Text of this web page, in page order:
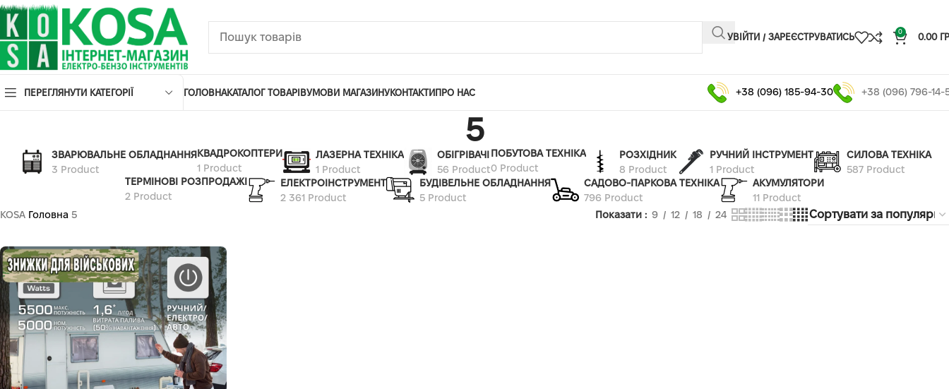
УВІЙТИ / ЗАРЕЄСТРУВАТИСЬ
0
0.00
ПЕРЕГЛЯНУТИ КАТЕГОРІЇ ГОЛОВНАКАТАЛОГ ТОВАРІВУМОВИ МАГАЗИНУКОНТАКТИПРО НАС +38 (096) 185-94-30 +38 (096) 796-14-
5
ЗВАРЮВАЛЬНЕ ОБЛАДНАННЯ
3 Product
КВАДРОКОПТЕРИ
1 Product
ЛАЗЕРНА ТЕХНІКА
1 Product
ОБІГРІВАЧІ
56 Product
ПОБУТОВА ТЕХНІКА
0 Product
РОЗХІДНИК
8 Product
РУЧНИЙ ІНСТРУМЕНТ
1 Product
СИЛОВА ТЕХНІКА
587 Product
ТЕРМІНОВІ РОЗПРОДАЖІ
2 Product
ЕЛЕКТРОІНСТРУМЕНТ
2 361 Product
БУДІВЕЛЬНЕ ОБЛАДНАННЯ
5 Product
САДОВО-ПАРКОВА ТЕХНІКА
796 Product
АКУМУЛЯТОРИ
11 Product
KOSA Головна 5 Показати 9 12 18 24